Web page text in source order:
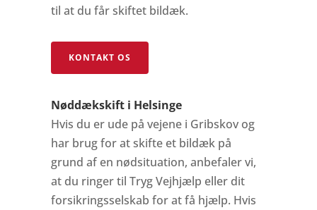
til at du får skiftet bildæk.
KONTAKT OS
Nøddækskift i Helsinge
Hvis du er ude på vejene i Gribskov og
har brug for at skifte et bildæk på
grund af en nødsituation, anbefaler vi,
at du ringer til Tryg Vejhjælp eller dit
forsikringsselskab for at få hjælp. Hvis